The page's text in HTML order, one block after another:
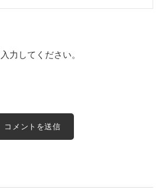
力してください。